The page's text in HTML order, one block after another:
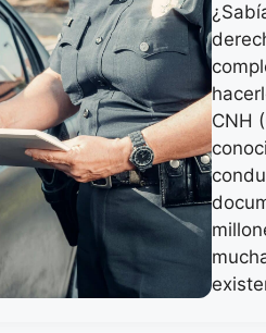
CNH